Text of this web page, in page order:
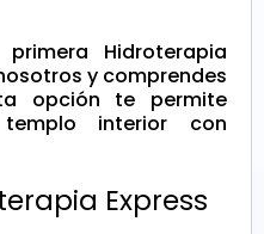
Hidroterapia
y comprendes
opción te permite
interior con
Express